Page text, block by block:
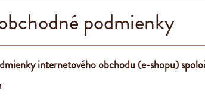
podmienky
internetového obchodu (e-shopu)